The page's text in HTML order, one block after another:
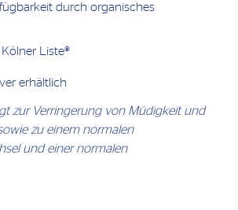
durch organisches
Liste®
erhältlich
zur Verringerung von Müdigkeit und
zu einem normalen
und einer normalen